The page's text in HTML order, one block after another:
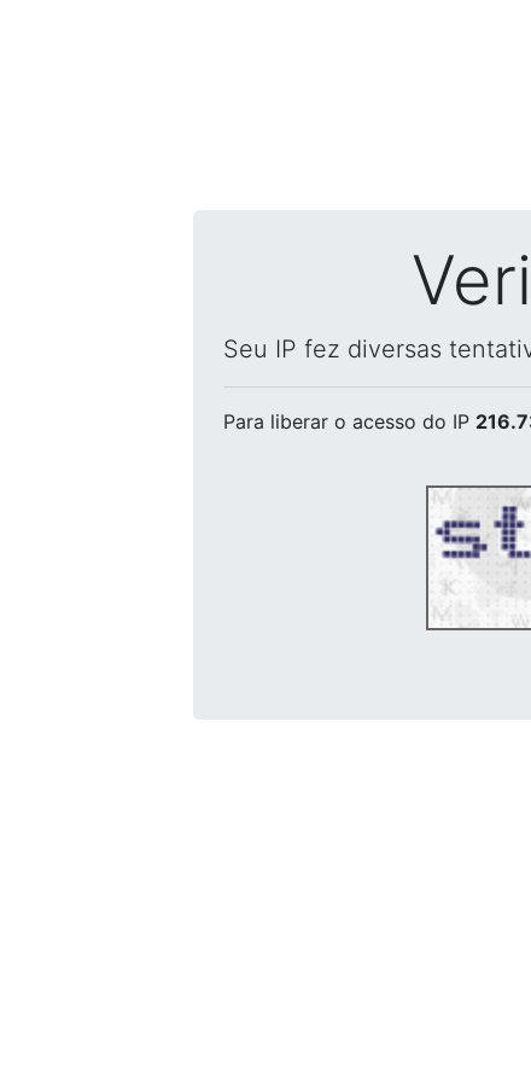
Seu IP fez diversas
Para liberar o acesso do IP